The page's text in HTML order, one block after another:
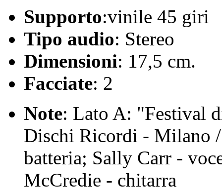
Supporto:vinile 45 giri
Tipo audio: Stereo
Dimensioni: 17,5 cm.
Facciate: 2
Note: Lato A: "Festival
Dischi Ricordi - Milano
batteria; Sally Carr -
McCredie - chitarra